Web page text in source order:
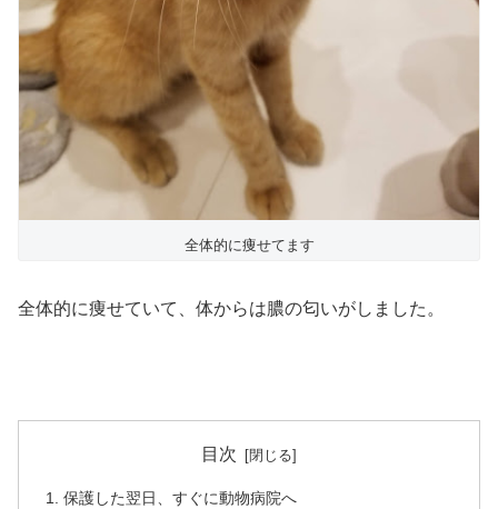
全体的に痩せてます
全体的に痩せていて、体からは膿の匂いがしました。
目次
保護した翌日、すぐに動物病院へ